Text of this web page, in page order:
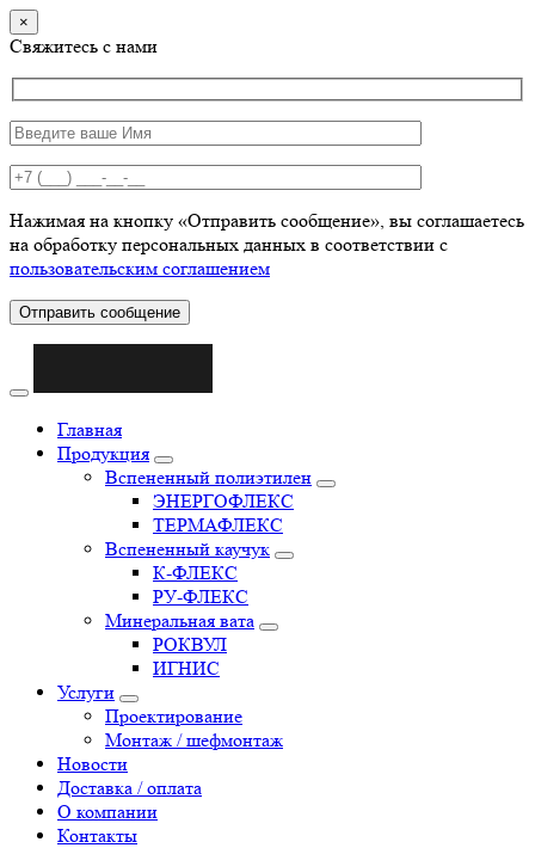
×
Свяжитесь с нами
Нажимая на кнопку «Отправить сообщение», вы соглашаетесь
на обработку персональных данных в соответствии с
пользовательским соглашением
Отправить сообщение
Главная
Продукция
Вспененный полиэтилен
ЭНЕРГОФЛЕКС
ТЕРМАФЛЕКС
Вспененный каучук
К-ФЛЕКС
РУ-ФЛЕКС
Минеральная вата
РОКВУЛ
ИГНИС
Услуги
Проектирование
Монтаж / шефмонтаж
Новости
Доставка / оплата
О компании
Контакты